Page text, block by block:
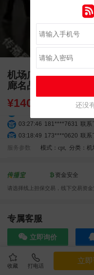
收藏 打电话
立
机场广告 乌鲁木齐
廊名品大道LED媒
¥1400000.00
03:27:46 181****7631 联系
03:18:49 173****0620 联系
03:20:56 156****3374
联
04:12:36
181****8167
联系
01:50:54
03:40:56 157****6971 联系
10:08:47 155****5272
联
176****3456 联系
04:09:07
182****6963 联系
服务参数 模式：cpt, 分类：机
资金安全
请选择线上担保交易，线下交易资
专属客服
立即询价
效果截图
还没